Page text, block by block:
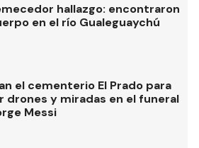
hallazgo: encontraron
en el río Gualeguaychú
el cementerio El Prado para
drones y miradas en el funeral
Messi